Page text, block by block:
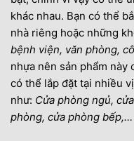
khác nhau. Bạn có thể
nhà riêng hoặc những
bệnh viện, văn phòng,
nhựa nên sản phẩm này
có thể lắp đặt tại nhiều
như: Cửa phòng ngủ,
phòng, cửa phòng bếp,…